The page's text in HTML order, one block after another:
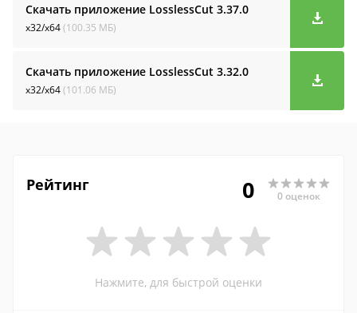
Скачать приложение LosslessCut 3.37.0
x32/x64(100.35 МБ)
Скачать приложение LosslessCut 3.32.0
x32/x64(101.06 МБ)
Рейтинг 0 0 оценок
Нажмите, для быстрой оценки